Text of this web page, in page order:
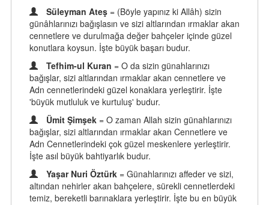
Süleyman Ateş = (Böyle yapınız ki Allâh) sizin
günâhlarınızı bağışlasın ve sizi altlarından ırmaklar akan
cennetlere ve durulmağa değer bahçeler içinde güzel
konutlara koysun. İşte büyük başarı budur.
Tefhim-ul Kuran = O da sizin günahlarınızı
bağışlar, sizi altlarından ırmaklar akan cennetlere ve
Adn cennetlerindeki güzel konaklara yerleştirir. İşte
'büyük mutluluk ve kurtuluş' budur.
Ümit Şimşek = O zaman Allah sizin günahlarınızı
bağışlar, sizi altlarından ırmaklar akan Cennetlere ve
Adn Cennetlerindeki çok güzel meskenlere yerleştirir.
İşte asıl büyük bahtiyarlık budur.
Yaşar Nuri Öztürk = Günahlarınızı affeder ve sizi,
altından nehirler akan bahçelere, sürekli cennetlerdeki
temiz, bereketli barınaklara yerleştirir. İşte bu en büyük